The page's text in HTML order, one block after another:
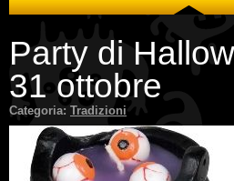
Party di
31 ottobre
Categoria: Tradizioni